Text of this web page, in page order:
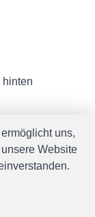
hinten
uns,
Website